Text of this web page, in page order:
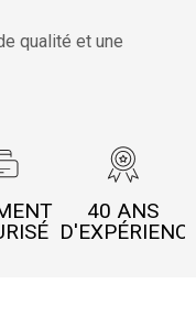
qualité et une
40 ANS